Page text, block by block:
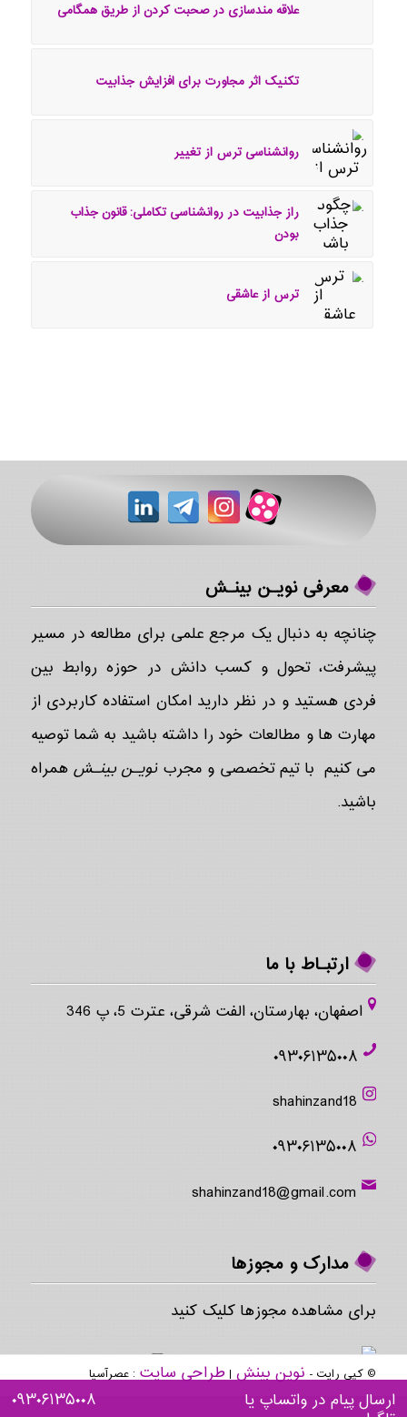
۰۹۳۰۶۱۳۵۰۰۸ ارسال پیام در واتساپ یا
علاقه مندسازی در صحبت کردن از طریق همگامی
تکنیک اثر مجاورت برای افزایش جذابیت
روانشناسی ترس از تغییر
راز جذابیت در روانشناسی تکاملی: قانون جذاب
بودن
ترس از عاشقی
معرفی نویـن بینـش
چنانچه به دنبال یک مرجع علمی برای مطالعه در مسیر
پیشرفت، تحول و کسب دانش در حوزه روابط بین
فردی هستید و در نظر دارید امکان استفاده کاربردی از
مهارت ها و مطالعات خود را داشته باشید به شما توصیه
می کنیم با تیم تخصصی و مجربنویـن بینـش همراه
باشید.
ارتبـاط با ما
اصفهان، بهارستان، الفت شرقی، عترت 5، پ 346
۰۹۳۰۶۱۳۵۰۰۸
shahinzand18
۰۹۳۰۶۱۳۵۰۰۸
shahinzand18@gmail.com
مدارک و مجوزها
برای مشاهده مجوزها کلیک کنید
© کپی رایت - نوین بینش | طراحی سایت : عصرآسیا